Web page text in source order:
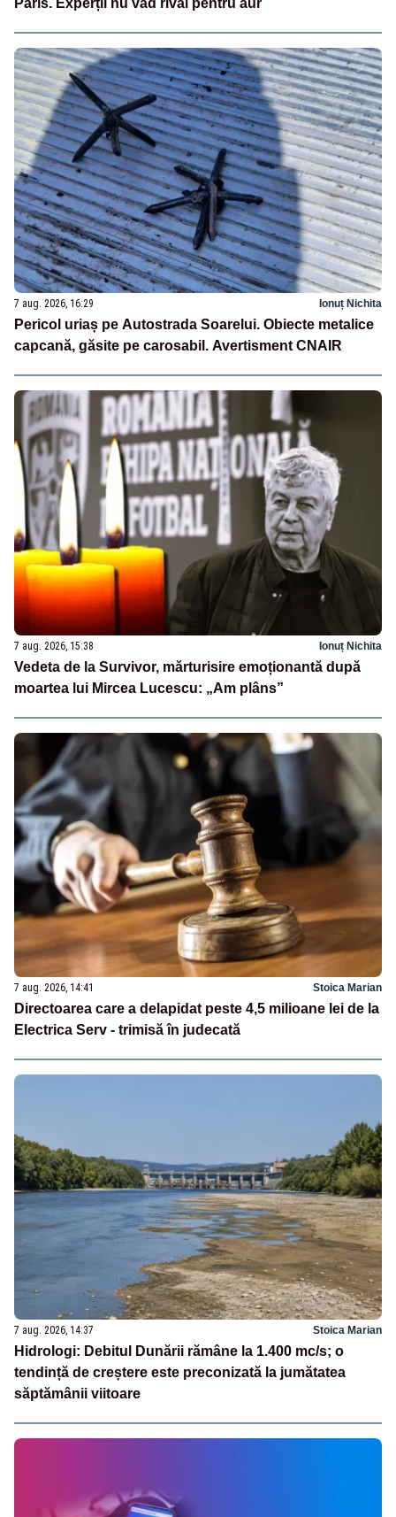
Paris. Experții nu văd rival pentru aur
7 aug. 2026, 16:29 Ionuț Nichita
Pericol uriaș pe Autostrada Soarelui. Obiecte metalice
capcană, găsite pe carosabil. Avertisment CNAIR
7 aug. 2026, 15:38 Ionuț Nichita
Vedeta de la Survivor, mărturisire emoționantă după
moartea lui Mircea Lucescu: „Am plâns”
7 aug. 2026, 14:41 Stoica Marian
Directoarea care a delapidat peste 4,5 milioane lei de la
Electrica Serv - trimisă în judecată
7 aug. 2026, 14:37 Stoica Marian
Hidrologi: Debitul Dunării rămâne la 1.400 mc/s; o
tendință de creștere este preconizată la jumătatea
săptămânii viitoare